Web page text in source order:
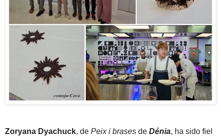
Zoryana Dyachuck, de Peix i brases de Dénia, ha sido fiel